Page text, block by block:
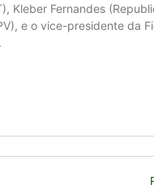
Kleber Fernandes
e o vice-presidente da